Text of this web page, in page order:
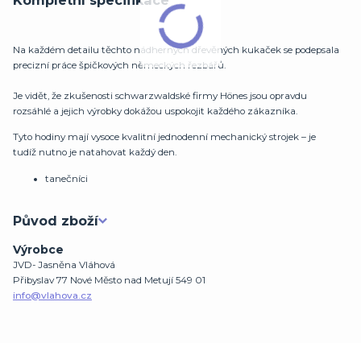
Na každém detailu těchto nádherných dřevěných kukaček se podepsala
precizní práce špičkových německých řezbářů.
Je vidět, že zkušenosti schwarzwaldské firmy Hönes jsou opravdu
rozsáhlé a jejich výrobky dokážou uspokojit každého zákazníka.
Tyto hodiny mají vysoce kvalitní jednodenní mechanický strojek – je
tudíž nutno je natahovat každý den.
tanečníci
Původ zboží
Výrobce
JVD- Jasněna Vláhová
Přibyslav 77 Nové Město nad Metují 549 01
info@vlahova.cz